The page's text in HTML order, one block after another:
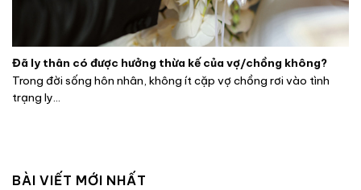
Đã ly thân có được hưởng thừa kế của vợ/chồng không?
Trong đời sống hôn nhân, không ít cặp vợ chồng rơi vào tình
trạng ly...
BÀI VIẾT MỚI NHẤT